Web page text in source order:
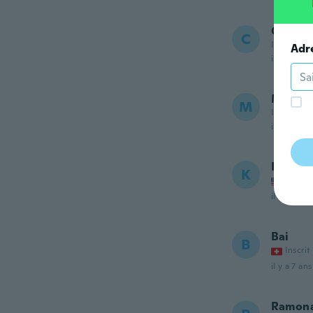
C Inscrit
il y a 7 ans
M Maude
Inscrit
il y a 7 ans
K Kimber
il y a 7 ans
B Bai
Inscrit
il y a 7 ans